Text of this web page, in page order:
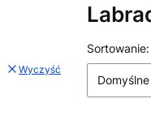
Wyczyść
Lista
Sortowanie:
Domyślne